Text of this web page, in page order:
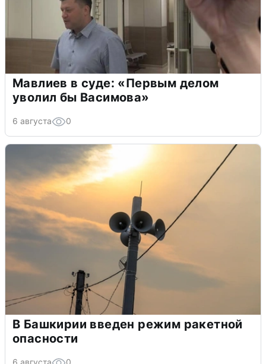
Мавлиев в суде: «Первым делом
уволил бы Васимова»
6 августа 0
В Башкирии введен режим ракетной
опасности
6 августа 0